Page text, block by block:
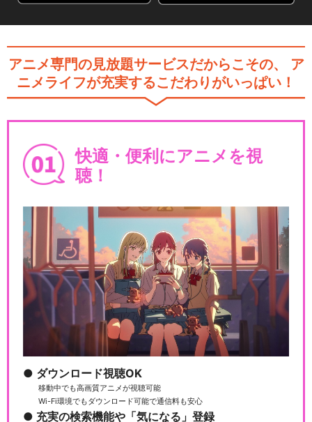
y…
BanG Dream! ガルパ☆ピコ
～大盛り～
BanG Dream! ガルパ☆ピコ
ふぃーば…
ーティ！ 5th …
アニメ専門の見放題サービスだからこその、
ア
ニメライフが充実するこだわりがいっぱい！
快適・便利にアニメを視
聴！
ダウンロード視聴OK
移動中でも高画質アニメが視聴可能
Wi-Fi環境でもダウンロード可能で通信料も安心
充実の検索機能や「気になる」登録